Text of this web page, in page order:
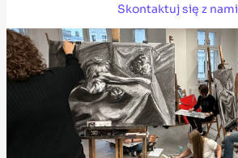
Skontaktuj się z nami